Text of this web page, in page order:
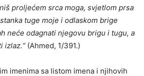
proljećem srca moga, svjetlom prsa
tuge moje i odlaskom brige
neće odagnati njegovu brigu i tugu, a
izlaz.“(Ahmed, 1/391.)
imenima sa listom imena i njihovih